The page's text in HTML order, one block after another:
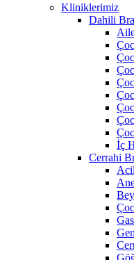
Kliniklerimiz
Dahili
İç
Cerrahi